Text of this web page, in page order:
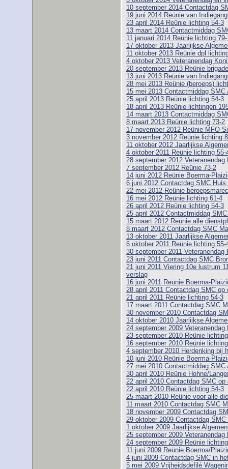
10 september 2014 Contactdag
19 juni 2014 Reünie van
23 april 2014 Reünie lichting 54-3
13 maart 2014 Contactmiddag
11 januari 2014 Reünie lichting
17 oktober 2013 Jaarlijkse
11 oktober 2013 Reünie dpl
4 oktober 2013 Veteranendag
20 september 2013 Reünie
13 juni 2013 Reünie van
28 mei 2013 Reünie (beroeps)
15 mei 2013 Contactmiddag
25 april 2013 Reünie lichting 54-3
18 april 2013 Reünie lichtingen
14 maart 2013 Contactmiddag
8 maart 2013 Reünie lichting 73-2
17 november 2012 Reünie MFO
3 november 2012 Reünie lichting
11 oktober 2012 Jaarlijkse
4 oktober 2011 Reünie lichting 55-
28 september 2012
7 september 2012 Reünie 73-2
14 juni 2012 Reünie Boerma-
6 juni 2012 Contactdag SMC Huis
22 mei 2012 Reünie
16 mei 2012 Reünie lichting 61-4
26 april 2012 Reünie lichting 54-3
25 april 2012 Contactmiddag
15 maart 2012 Reünie alle
8 maart 2012 Contactdag SMC
13 oktober 2011 Jaarlijkse
6 oktober 2011 Reünie lichting 55-
30 september 2011
23 juni 2011 Contactdag SMC
21 juni 2011 Viering 10e lustrum
verslag
16 juni 2011 Reünie Boerma-
28 april 2011 Contactdag SMC
21 april 2011 Reünie lichting 54-3
17 maart 2011 Contactdag SMC
30 november 2010 Contactdag
14 oktober 2010 Jaarlijkse
24 september 2009
23 september 2010 Reünie
16 september 2010 Reünie
4 september 2010 Herdenking bij
10 juni 2010 Reünie Boerma-
27 mei 2010 Contactmiddag
30 april 2010 Reünie Hohne/
22 april 2010 Contactdag SMC
22 april 2010 Reünie lichting 54-3
25 maart 2010 Reünie voor alle
11 maart 2010 Contactdag SMC
18 november 2009 Contactdag
29 oktober 2009 Contactdag
1 oktober 2009 Jaarlijkse
25 september 2009
24 september 2009 Reünie
11 juni 2009 Reünie Boerma/
4 juni 2009 Contactdag SMC in
5 mei 2009 Vrijheidsdefilé